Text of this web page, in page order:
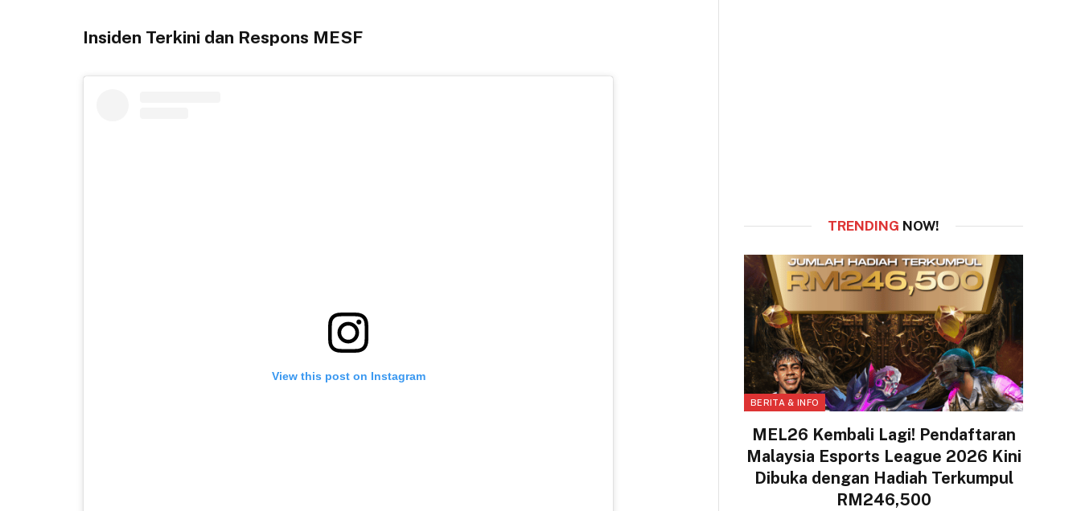
Insiden Terkini dan Respons MESF
View this post on Instagram
TRENDING NOW!
BERITA & INFO
MEL26 Kembali Lagi! Pendaftaran
Malaysia Esports League 2026 Kini
Dibuka dengan Hadiah Terkumpul
RM246,500